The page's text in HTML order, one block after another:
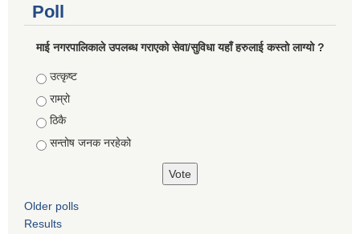
Poll
माई नगरपालिकाले उपलब्ध गराएको सेवा/सुविधा यहाँ हरुलाई कस्तो लाग्यो ?
Choices
उत्कृष्ट
राम्रो
ठिकै
सन्तोष जनक नरहेको
Older polls
Results